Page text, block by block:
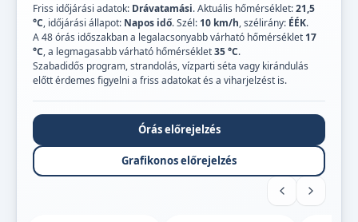
Friss időjárási adatok: Drávatamási. Aktuális hőmérséklet:21,5
°C, időjárási állapot: Napos idő. Szél: 10 km/h, szélirány: ÉÉK.
A 48 órás időszakban a legalacsonyabb várható hőmérséklet 17
°C, a legmagasabb várható hőmérséklet35 °C.
Szabadidős program, strandolás, vízparti séta vagy kirándulás
előtt érdemes figyelni a friss adatokat és a viharjelzést is.
Órás előrejelzés
Grafikonos előrejelzés